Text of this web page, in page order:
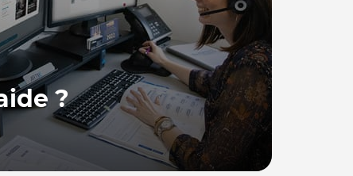
?
France, se tient à votre disposition pour